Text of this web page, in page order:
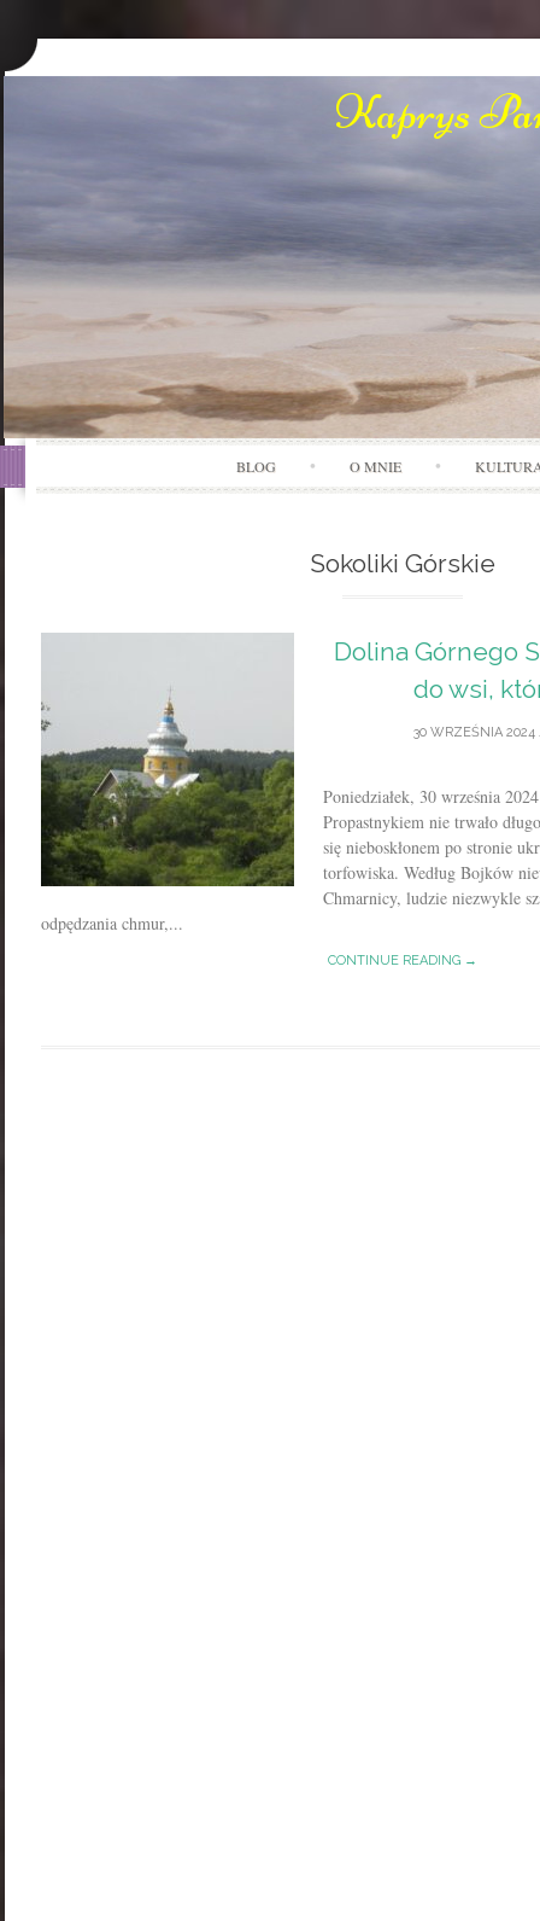
Kaprys
BLOG O MNIE
Sokoliki Górskie
Dolina Górnego
do wsi,
30 WRZEŚNIA 2024
Poniedziałek, 30 września
Propastnykiem nie trwało
się nieboskłonem po stronie
torfowiska. Według Bojków
Chmarnicy, ludzie niezwykle
odpędzania chmur,...
CONTINUE READING →